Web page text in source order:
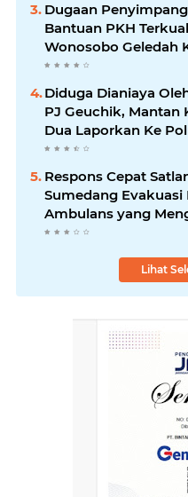
Dugaan
Bantuan PKH
Wonosobo Geledah
Dinas Sosial.
Diduga Dianiaya
PJ Geuchik, Mantan
Dua Laporkan Ke
Timur
Respons Cepat
Sumedang Evakuasi
Ambulans yang
Kecelakaan.
Lihat